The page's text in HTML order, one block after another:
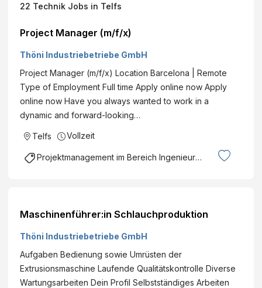
22 Technik Jobs in Telfs
Project Manager (m/f/x)
Thöni Industriebetriebe GmbH
Project Manager (m/f/x) Location Barcelona | Remote
Type of Employment Full time Apply online now Apply
online now Have you always wanted to work in a
dynamic and forward-looking…
Telfs Vollzeit
Projektmanagement im Bereich Ingenieurswesen
Maschinenführer:in Schlauchproduktion
Thöni Industriebetriebe GmbH
Aufgaben Bedienung sowie Umrüsten der
Extrusionsmaschine Laufende Qualitätskontrolle Diverse
Wartungsarbeiten Dein Profil Selbstständiges Arbeiten